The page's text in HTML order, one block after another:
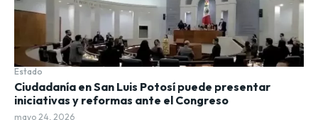
Estado
Ciudadanía en San Luis Potosí puede presentar
iniciativas y reformas ante el Congreso
mayo 24, 2026